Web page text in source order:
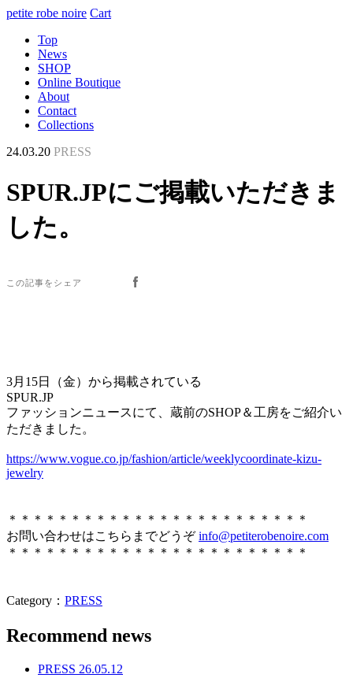
petite robe noire Cart
Top
News
SHOP
Online Boutique
About
Contact
Collections
24.03.20 PRESS
SPUR.JPにご掲載いただきま
した。
この記事をシェア
3月15日（金）から掲載されている
SPUR.JP
ファッションニュースにて、蔵前のSHOP＆工房をご紹介い
ただきました。
https://www.vogue.co.jp/fashion/article/weeklycoordinate-kizu-
jewelry
＊＊＊＊＊＊＊＊＊＊＊＊＊＊＊＊＊＊＊＊＊＊＊＊
お問い合わせはこちらまでどうぞinfo@petiterobenoire.com
＊＊＊＊＊＊＊＊＊＊＊＊＊＊＊＊＊＊＊＊＊＊＊＊
Category： PRESS
Recommend news
PRESS 26.05.12